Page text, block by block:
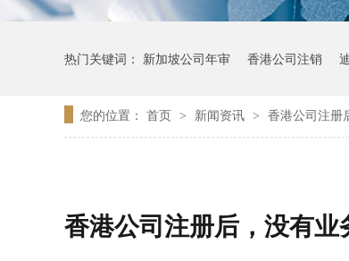
热门关键词： 新加坡公司年审 香港公司注销
您的位置： 首页 > 新闻资讯 > 香港公司注册
香港公司注册后，没有业